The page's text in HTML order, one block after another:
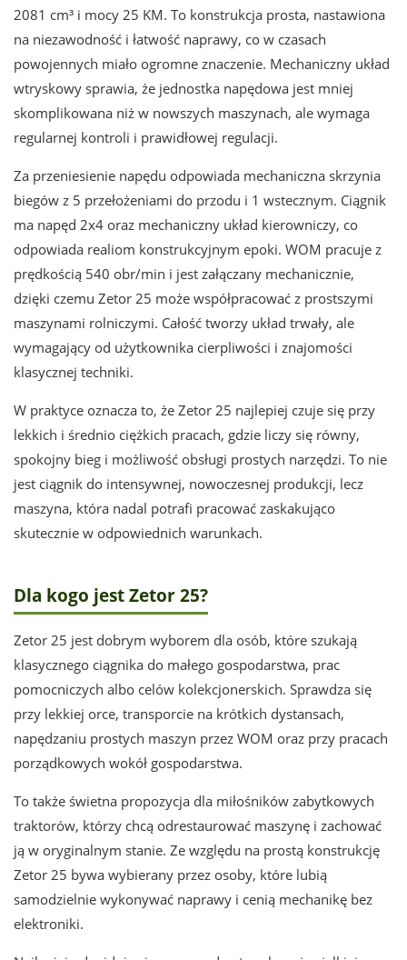
2081 cm³ i mocy 25 KM. To konstrukcja prosta, nastawiona
na niezawodność i łatwość naprawy, co w czasach
powojennych miało ogromne znaczenie. Mechaniczny układ
wtryskowy sprawia, że jednostka napędowa jest mniej
skomplikowana niż w nowszych maszynach, ale wymaga
regularnej kontroli i prawidłowej regulacji.
Za przeniesienie napędu odpowiada mechaniczna skrzynia
biegów z 5 przełożeniami do przodu i 1 wstecznym. Ciągnik
ma napęd 2x4 oraz mechaniczny układ kierowniczy, co
odpowiada realiom konstrukcyjnym epoki. WOM pracuje z
prędkością 540 obr/min i jest załączany mechanicznie,
dzięki czemu Zetor 25 może współpracować z prostszymi
maszynami rolniczymi. Całość tworzy układ trwały, ale
wymagający od użytkownika cierpliwości i znajomości
klasycznej techniki.
W praktyce oznacza to, że Zetor 25 najlepiej czuje się przy
lekkich i średnio ciężkich pracach, gdzie liczy się równy,
spokojny bieg i możliwość obsługi prostych narzędzi. To nie
jest ciągnik do intensywnej, nowoczesnej produkcji, lecz
maszyna, która nadal potrafi pracować zaskakująco
skutecznie w odpowiednich warunkach.
Dla kogo jest Zetor 25?
Zetor 25 jest dobrym wyborem dla osób, które szukają
klasycznego ciągnika do małego gospodarstwa, prac
pomocniczych albo celów kolekcjonerskich. Sprawdza się
przy lekkiej orce, transporcie na krótkich dystansach,
napędzaniu prostych maszyn przez WOM oraz przy pracach
porządkowych wokół gospodarstwa.
To także świetna propozycja dla miłośników zabytkowych
traktorów, którzy chcą odrestaurować maszynę i zachować
ją w oryginalnym stanie. Ze względu na prostą konstrukcję
Zetor 25 bywa wybierany przez osoby, które lubią
samodzielnie wykonywać naprawy i cenią mechanikę bez
elektroniki.